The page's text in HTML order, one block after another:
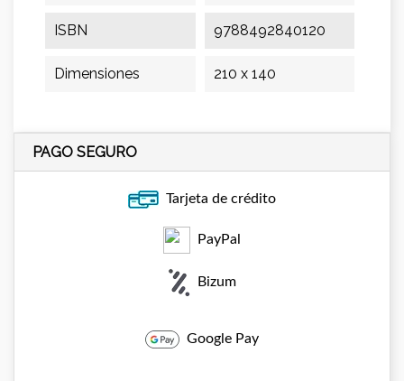
ISBN 9788492840120
Dimensiones 210 x 140
PAGO SEGURO
Tarjeta de crédito
PayPal
Bizum
Google Pay